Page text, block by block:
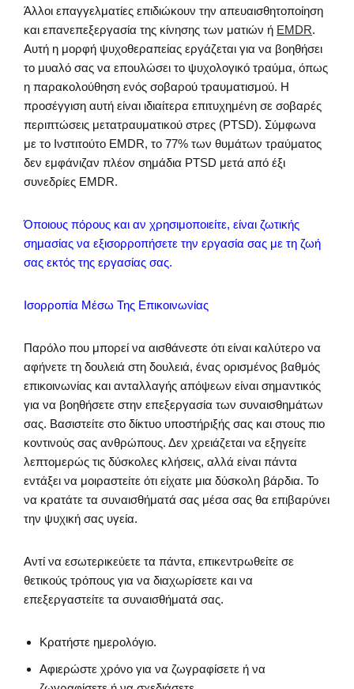
Άλλοι επαγγελματίες επιδιώκουν την απευαισθητοποίηση
και επανεπεξεργασία της κίνησης των ματιών ή EMDR.
Αυτή η μορφή ψυχοθεραπείας εργάζεται για να βοηθήσει
το μυαλό σας να επουλώσει το ψυχολογικό τραύμα, όπως
η παρακολούθηση ενός σοβαρού τραυματισμού. Η
προσέγγιση αυτή είναι ιδιαίτερα επιτυχημένη σε σοβαρές
περιπτώσεις μετατραυματικού στρες (PTSD). Σύμφωνα
με το Ινστιτούτο EMDR, το 77% των θυμάτων τραύματος
δεν εμφάνιζαν πλέον σημάδια PTSD μετά από έξι
συνεδρίες EMDR.
Όποιους πόρους και αν χρησιμοποιείτε, είναι ζωτικής
σημασίας να εξισορροπήσετε την εργασία σας με τη ζωή
σας εκτός της εργασίας σας.
Ισορροπία Μέσω Της Επικοινωνίας
Παρόλο που μπορεί να αισθάνεστε ότι είναι καλύτερο να
αφήνετε τη δουλειά στη δουλειά, ένας ορισμένος βαθμός
επικοινωνίας και ανταλλαγής απόψεων είναι σημαντικός
για να βοηθήσετε στην επεξεργασία των συναισθημάτων
σας. Βασιστείτε στο δίκτυο υποστήριξής σας και στους πιο
κοντινούς σας ανθρώπους. Δεν χρειάζεται να εξηγείτε
λεπτομερώς τις δύσκολες κλήσεις, αλλά είναι πάντα
εντάξει να μοιραστείτε ότι είχατε μια δύσκολη βάρδια. Το
να κρατάτε τα συναισθήματά σας μέσα σας θα επιβαρύνει
την ψυχική σας υγεία.
Αντί να εσωτερικεύετε τα πάντα, επικεντρωθείτε σε
θετικούς τρόπους για να διαχωρίσετε και να
επεξεργαστείτε τα συναισθήματά σας.
Κρατήστε ημερολόγιο.
Αφιερώστε χρόνο για να ζωγραφίσετε ή να